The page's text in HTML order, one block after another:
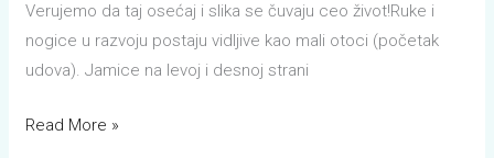
Verujemo da taj osećaj i slika se čuvaju ceo život!Ruke i
nogice u razvoju postaju vidljive kao mali otoci (početak
udova). Jamice na levoj i desnoj strani
Read More »